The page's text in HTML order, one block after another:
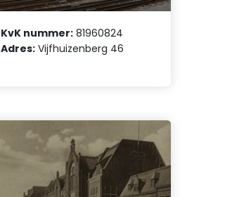
KvK nummer: 81960824
Adres: Vijfhuizenberg 46